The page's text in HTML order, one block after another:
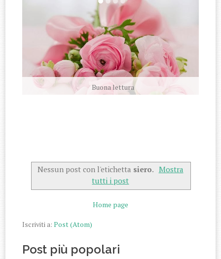
Buona lettura
amati sempre
Nessun post con l'etichetta siero. Mostra
tutti i post
Home page
Iscriviti a:Post (Atom)
Post più popolari